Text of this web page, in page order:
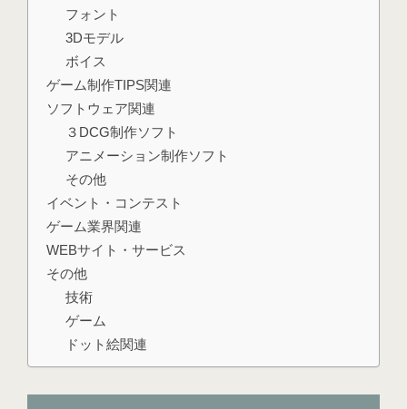
フォント
3Dモデル
ボイス
ゲーム制作TIPS関連
ソフトウェア関連
３DCG制作ソフト
アニメーション制作ソフト
その他
イベント・コンテスト
ゲーム業界関連
WEBサイト・サービス
その他
技術
ゲーム
ドット絵関連